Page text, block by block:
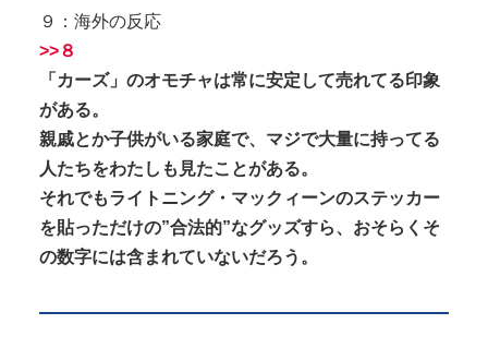
９：海外の反応
>>８
「カーズ」のオモチャは常に安定して売れてる印象
がある。
親戚とか子供がいる家庭で、マジで大量に持ってる
人たちをわたしも見たことがある。
それでもライトニング・マックィーンのステッカー
を貼っただけの”合法的”なグッズすら、おそらくそ
の数字には含まれていないだろう。